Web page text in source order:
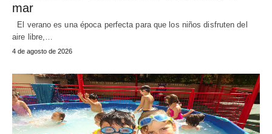
mar
El verano es una época perfecta para que los niños disfruten del
aire libre,…
4 de agosto de 2026